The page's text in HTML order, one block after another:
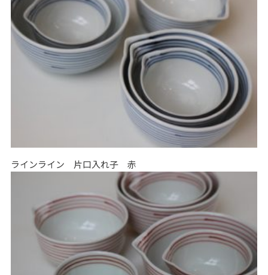
ラインライン 片口入れ子 赤